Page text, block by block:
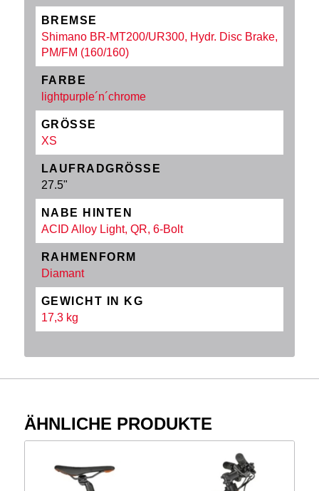
BREMSE
Shimano BR-MT200/UR300, Hydr. Disc Brake,
PM/FM (160/160)
FARBE
lightpurple´n´chrome
GRÖSSE
XS
LAUFRADGRÖSSE
27.5"
NABE HINTEN
ACID Alloy Light, QR, 6-Bolt
RAHMENFORM
Diamant
GEWICHT IN KG
17,3 kg
ÄHNLICHE PRODUKTE